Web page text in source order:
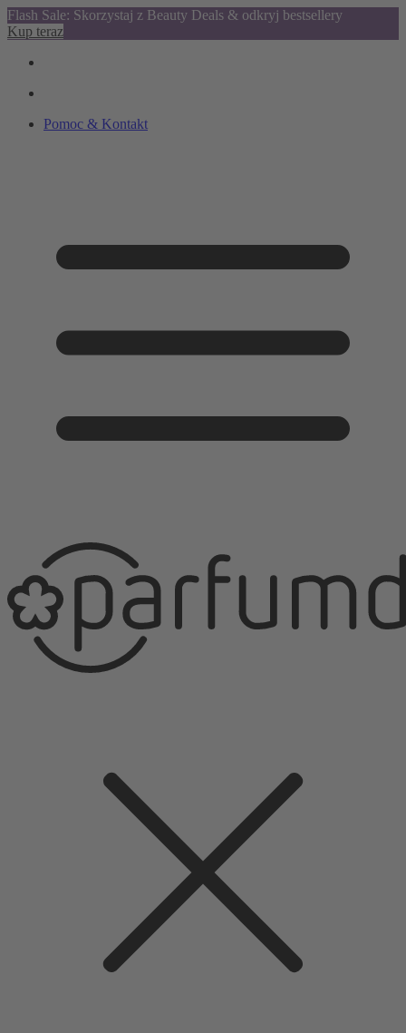
Flash Sale: Skorzystaj z Beauty Deals & odkryj bestsellery
Kup teraz
Pomoc & Kontakt